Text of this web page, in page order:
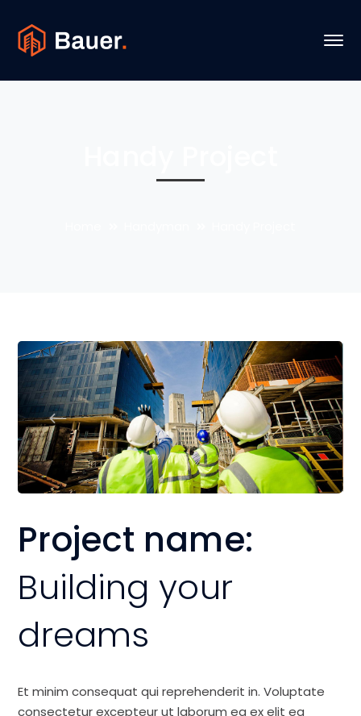
Project name:
Building your
dreams
Et minim consequat qui reprehenderit in. Voluptate
consectetur excepteur ut laborum ea ex elit ea